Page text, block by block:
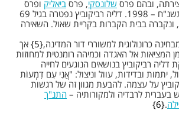
ובהם פרס שלונסקי, פרס ביאליק ופרס
ישראל לשירה לשנת תשנ"ח – 1998. דליה רביקוביץ נפטרה בגיל 69
ונקברה בבית הקברות בקריית שאול. השאירה
כרונולוגית למשוררי דור המדינה, 5 אך
המציאות אל האגדה וכמיהה רומנטית למחוזות
רביקוביץ בנושאים הנוגעים לחייה
יתמות ובדידות, עוול וניצול: "אֲנִי עִם דִמְעוֹת
על עצמה. להבעת מגוון זה של רגשות
בעברית לרבדיה ולמקורותיה – התנ"ך
.
6